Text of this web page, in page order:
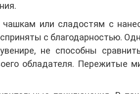
или сладостям с
с благодарностью.
не способны
обладателя. Пережитые